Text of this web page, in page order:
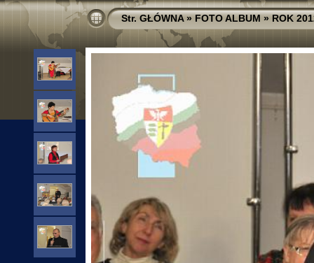
Str. GŁÓWNA»FOTO ALBUM»ROK